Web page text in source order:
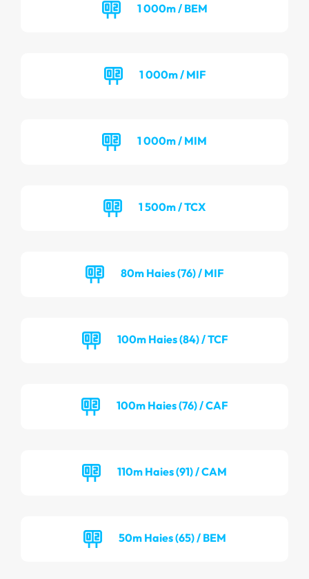
1 000m / BEM
1 000m / MIF
1 000m / MIM
1 500m / TCX
80m Haies (76) / MIF
100m Haies (84) / TCF
100m Haies (76) / CAF
110m Haies (91) / CAM
50m Haies (65) / BEM